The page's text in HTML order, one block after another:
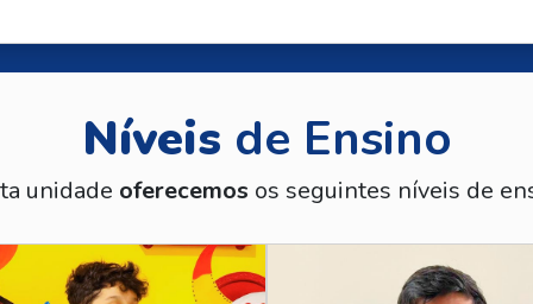
Níveis de Ensino
unidade oferecemos os seguintes níveis de